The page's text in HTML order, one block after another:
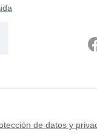
de datos y